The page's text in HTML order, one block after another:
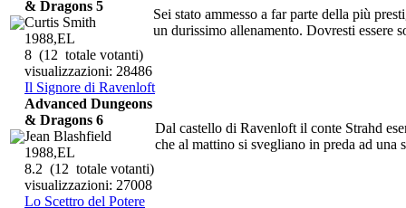
Sei stato ammesso a far parte della più
un durissimo allenamento. Dovresti essere
& Dragons 5
Curtis Smith
1988,EL
8 (12 totale votanti)
visualizzazioni: 28486
Il Signore di Ravenloft
Dal castello di Ravenloft il conte Strahd
che al mattino si svegliano in preda ad una
Advanced Dungeons
& Dragons 6
Jean Blashfield
1988,EL
8.2 (12 totale votanti)
visualizzazioni: 27008
Lo Scettro del Potere